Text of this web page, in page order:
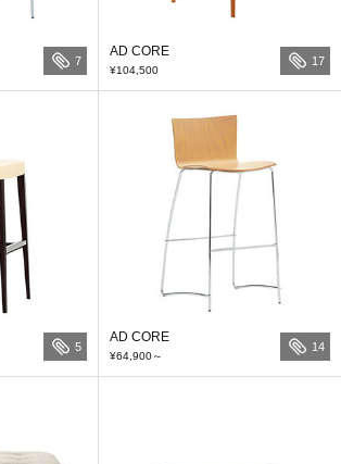
7
AD CORE
¥104,500
17
5
AD CORE
¥64,900～
14